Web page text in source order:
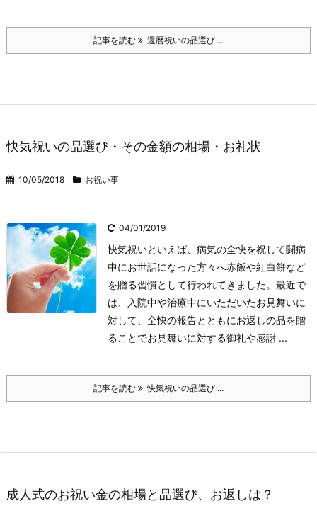
記事を読む 還暦祝いの品選び ...
快気祝いの品選び・その金額の相場・お礼状
10/05/2018 お祝い事
04/01/2019
快気祝いといえば、病気の全快を祝して闘病
中にお世話になった方々へ赤飯や紅白餅など
を贈る習慣として行われてきました。最近で
は、入院中や治療中にいただいたお見舞いに
対して、全快の報告とともにお返しの品を贈
ることでお見舞いに対する御礼や感謝 ...
記事を読む 快気祝いの品選び ...
成人式のお祝い金の相場と品選び、お返しは？